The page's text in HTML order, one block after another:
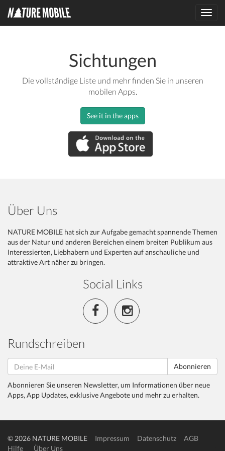
Sichtungen
Die vollständige Liste und mehr finden Sie in unseren
mobilen Apps.
See it in the apps
Über Uns
NATURE MOBILE hat sich zur Aufgabe gemacht spannende Themen
aus der Natur und anderen Bereichen einem breiten Publikum aus
Interessierten, Liebhabern und Experten auf anschauliche und
attraktive Art näher zu bringen.
Social Links
Rundschreiben
Abonnieren
Abonnieren Sie unseren Newsletter, um Informationen über neue
Apps, App Updates, exklusive Angebote und mehr zu erhalten.
© 2026 NATURE MOBILE Impressum Datenschutz
AGB
Hilfe
Über Uns